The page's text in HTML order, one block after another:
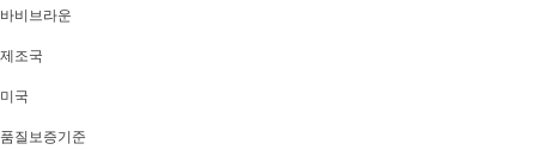
바비브라운
제조국
미국
품질보증기준